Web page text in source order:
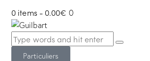
0 items - 0.00€ 0
Particuliers